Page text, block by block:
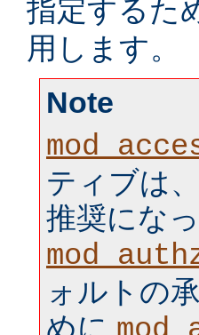
指定するた
用します。
Note
ティブは
推奨にな
ォルトの
めに